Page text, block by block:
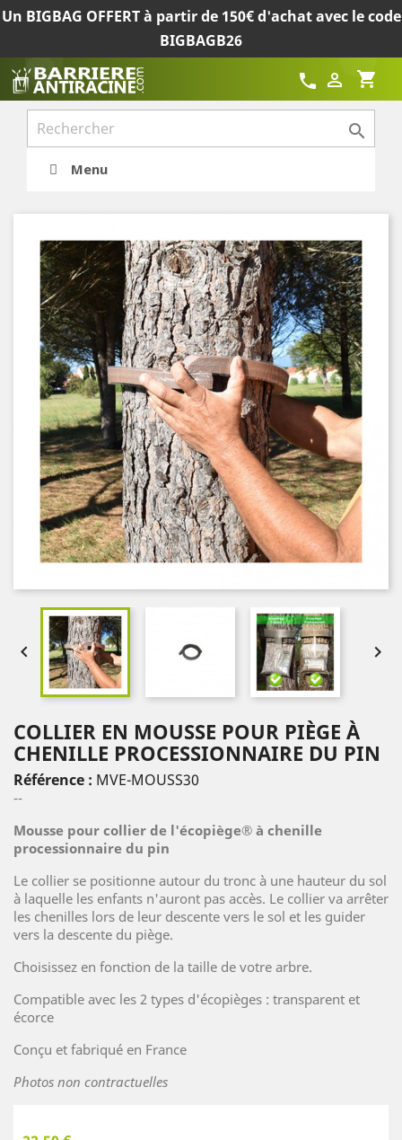
Un BIGBAG OFFERT à partir de 150€ d'achat avec le code
BIGBAGB26
shopping_cart

call

Menu
 
COLLIER EN MOUSSE POUR PIÈGE À
CHENILLE PROCESSIONNAIRE DU PIN
Référence : MVE-MOUSS30
--
Mousse pour collier de l'écopiège® à chenille
processionnaire du pin
Le collier se positionne autour du tronc à une hauteur du sol
à laquelle les enfants n'auront pas accès. Le collier va arrêter
les chenilles lors de leur descente vers le sol et les guider
vers la descente du piège.
Choisissez en fonction de la taille de votre arbre.
Compatible avec les 2 types d'écopièges : transparent et
écorce
Conçu et fabriqué en France
Photos non contractuelles